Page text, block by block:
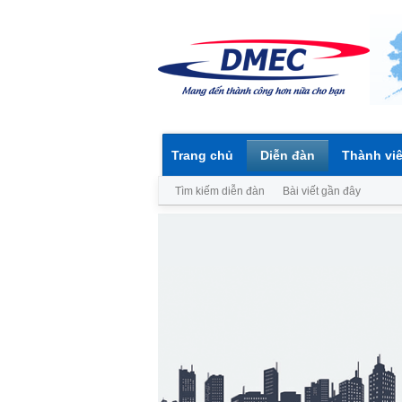
Trang chủ Diễn đàn
Tìm kiếm diễn đàn Bài viết gần đây
Thành